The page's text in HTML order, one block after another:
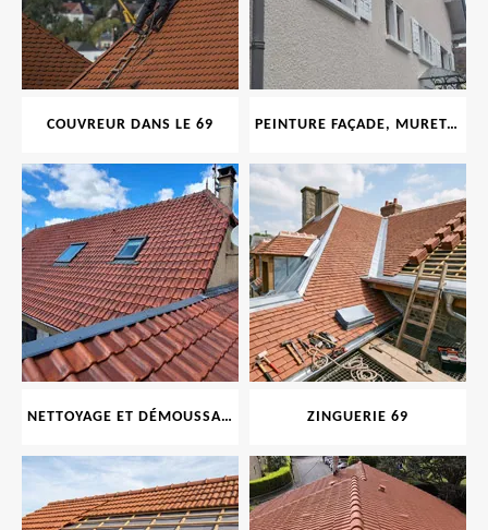
COUVREUR DANS LE 69 PEINTURE FAÇADE, MURET, TOITURE, BOISERIE, FERRONERIE, GOUTTIÈRE 69
NETTOYAGE ET DÉMOUSSAGE DE TOITURE ET FAÇADE 69 ZINGUERIE 69